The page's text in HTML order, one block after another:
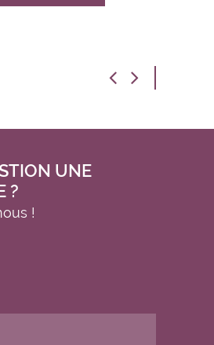
UNE
?
!